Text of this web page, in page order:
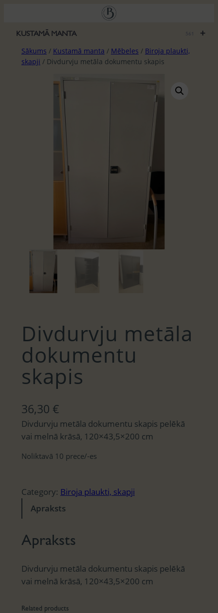
saturu
+
KUSTAMĀ MANTA
Sākums / Kustamā manta / Mēbeles / Biroja plaukti,
skapji / Divdurvju metāla dokumentu skapis
Divdurvju metāla
dokumentu
skapis
36,30 €
Divdurvju metāla dokumentu skapis pelēkā
vai melnā krāsā, 120×43,5×200 cm
Noliktavā 10 prece/-es
Category: Biroja plaukti, skapji
Apraksts
Apraksts
Divdurvju metāla dokumentu skapis pelēkā
vai melnā krāsā, 120×43,5×200 cm
Related products